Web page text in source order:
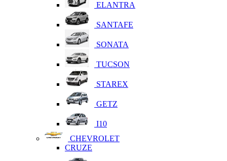
ELANTRA
SANTAFE
SONATA
TUCSON
STAREX
GETZ
I10
CHEVROLET
CRUZE